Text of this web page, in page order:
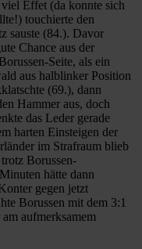
Effet (da konnte sich
touchierte den
sauste (84.). Davor
Chance aus der
Seite, als ein
aus halblinker Position
(69.), dann
Hammer aus, doch
das Leder gerade
harten Einsteigen der
im Strafraum blieb
Borussen-
hätte dann
gegen jetzt
Borussen mit dem 3:1
aufmerksamem